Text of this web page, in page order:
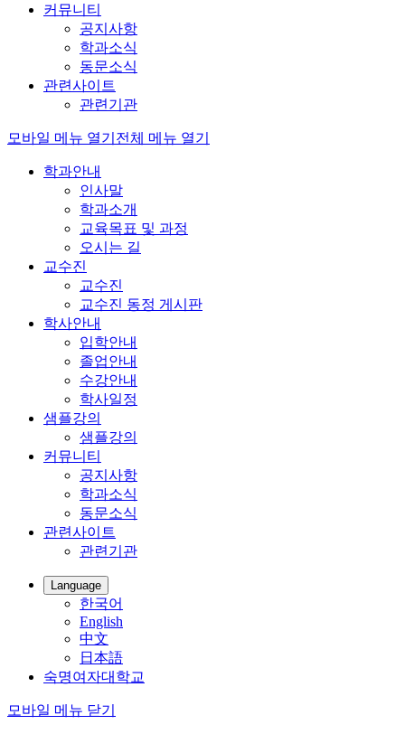
커뮤니티
공지사항
학과소식
동문소식
관련사이트
관련기관
모바일 메뉴 열기 전체 메뉴 열기
학과안내
인사말
학과소개
교육목표 및 과정
오시는 길
교수진
교수진
교수진 동정 게시판
학사안내
입학안내
졸업안내
수강안내
학사일정
샘플강의
샘플강의
커뮤니티
공지사항
학과소식
동문소식
관련사이트
관련기관
Language
한국어
English
中文
日本語
숙명여자대학교
모바일 메뉴 닫기